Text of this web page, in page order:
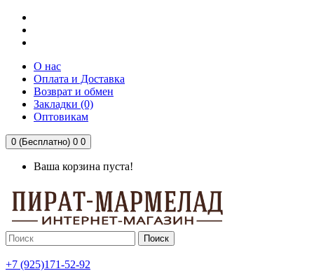
О нас
Оплата и Доставка
Возврат и обмен
Закладки (0)
Оптовикам
0 (Бесплатно) 0 0
Ваша корзина пуста!
Поиск
+7 (925)171-52-92